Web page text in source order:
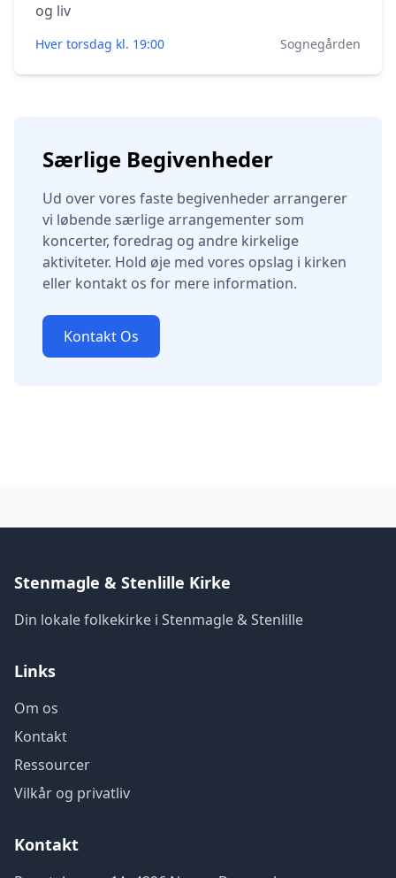
og liv
Hver torsdag kl. 19:00 Sognegården
Særlige Begivenheder
Ud over vores faste begivenheder arrangerer
vi løbende særlige arrangementer som
koncerter, foredrag og andre kirkelige
aktiviteter. Hold øje med vores opslag i kirken
eller kontakt os for mere information.
Kontakt Os
Stenmagle & Stenlille Kirke
Din lokale folkekirke i Stenmagle & Stenlille
Links
Om os
Kontakt
Ressourcer
Vilkår og privatliv
Kontakt